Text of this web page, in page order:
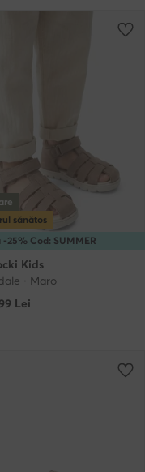
-25% Cod: SUMMER
sănătos
Kids
· Maro
Lei